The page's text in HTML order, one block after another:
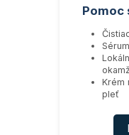
Pomoc
Krém
pleť